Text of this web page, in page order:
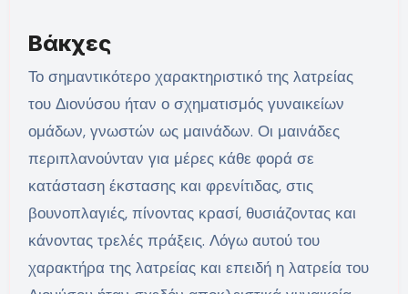
Βάκχες
Το σημαντικότερο χαρακτηριστικό της λατρείας
του Διονύσου ήταν ο σχηματισμός γυναικείων
ομάδων, γνωστών ως μαινάδων. Οι μαινάδες
περιπλανούνταν για μέρες κάθε φορά σε
κατάσταση έκστασης και φρενίτιδας, στις
βουνοπλαγιές, πίνοντας κρασί, θυσιάζοντας και
κάνοντας τρελές πράξεις. Λόγω αυτού του
χαρακτήρα της λατρείας και επειδή η λατρεία του